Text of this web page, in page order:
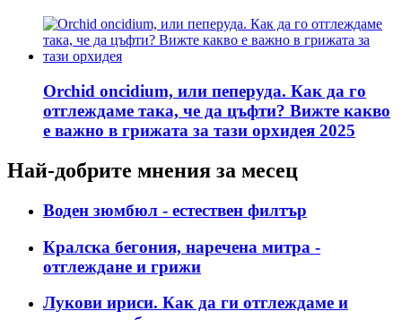
Orchid oncidium, или пеперуда. Как да го
отглеждаме така, че да цъфти? Вижте какво
е важно в грижата за тази орхидея 2025
Най-добрите мнения за месец
Воден зюмбюл - естествен филтър
Кралска бегония, наречена митра -
отглеждане и грижи
Лукови ириси. Как да ги отглеждаме и